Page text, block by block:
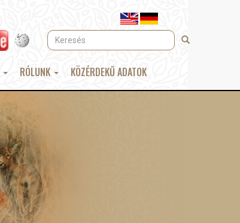
Keresés Keresés
RÓLUNK KÖZÉRDEKŰ ADATOK